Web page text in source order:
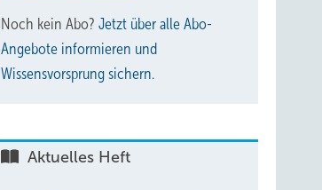
Noch kein Abo? Jetzt über alle Abo-
Angebote informieren und
Wissensvorsprung sichern.
Aktuelles Heft